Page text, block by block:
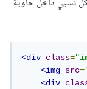
نسبي داخل حاوية
<div class=
<img
src=
<div